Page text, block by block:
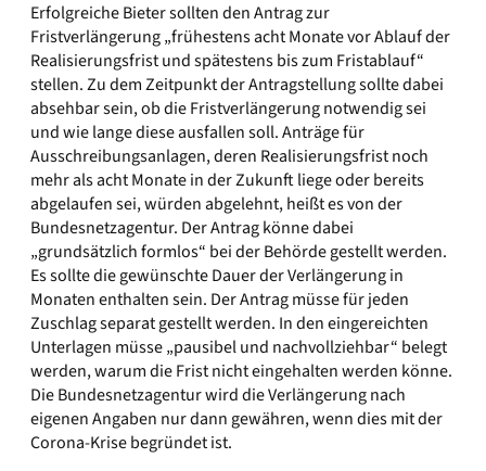
Erfolgreiche Bieter sollten den Antrag zur
Fristverlängerung „frühestens acht Monate vor Ablauf der
Realisierungsfrist und spätestens bis zum Fristablauf“
stellen. Zu dem Zeitpunkt der Antragstellung sollte dabei
absehbar sein, ob die Fristverlängerung notwendig sei
und wie lange diese ausfallen soll. Anträge für
Ausschreibungsanlagen, deren Realisierungsfrist noch
mehr als acht Monate in der Zukunft liege oder bereits
abgelaufen sei, würden abgelehnt, heißt es von der
Bundesnetzagentur. Der Antrag könne dabei
„grundsätzlich formlos“ bei der Behörde gestellt werden.
Es sollte die gewünschte Dauer der Verlängerung in
Monaten enthalten sein. Der Antrag müsse für jeden
Zuschlag separat gestellt werden. In den eingereichten
Unterlagen müsse „pausibel und nachvollziehbar“ belegt
werden, warum die Frist nicht eingehalten werden könne.
Die Bundesnetzagentur wird die Verlängerung nach
eigenen Angaben nur dann gewähren, wenn dies mit der
Corona-Krise begründet ist.